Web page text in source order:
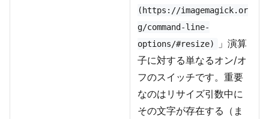
(https://imagemagick.or
g/command-line-
options/#resize)
」演算
子に対する単なるオン/オ
フのスイッチです。重要
なのはリサイズ引数中に
その文字が存在する（ま